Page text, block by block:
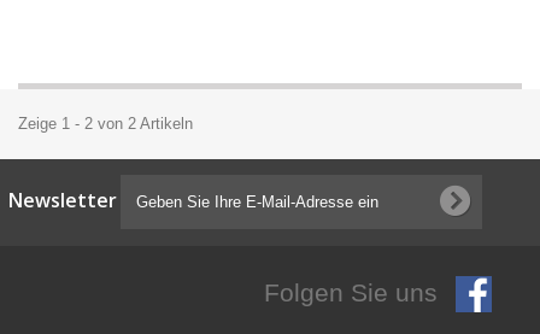
Zeige 1 - 2 von 2 Artikeln
Newsletter
Folgen Sie uns